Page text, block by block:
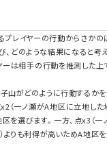
プレイヤーの行動からさか
、どのような結果になると
は相手の行動を推測した
がどのように行動するかを
（一ノ瀬がA地区に立地した
を選びます。一方、点x3（
りも利得が高いためA地区を